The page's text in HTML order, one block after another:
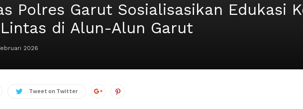
Polres Garut Sosialisasikan Edukasi
di Alun-Alun Garut
2026
Tweet on Twitter